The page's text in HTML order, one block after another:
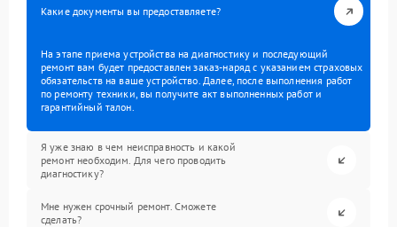
Какие документы вы предоставляете?
На этапе приема устройства на диагностику и последующий
ремонт вам будет предоставлен заказ-наряд с указанием страховых
обязательств на ваше устройство. Далее, после выполнения работ
по ремонту техники, вы получите акт выполненных работ и
гарантийный талон.
Я уже знаю в чем неисправность и какой
ремонт необходим. Для чего проводить
диагностику?
Мне нужен срочный ремонт. Сможете
сделать?